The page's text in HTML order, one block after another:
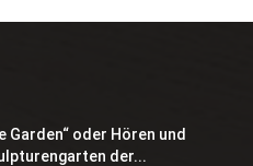
Garden“ oder Hören und
der...